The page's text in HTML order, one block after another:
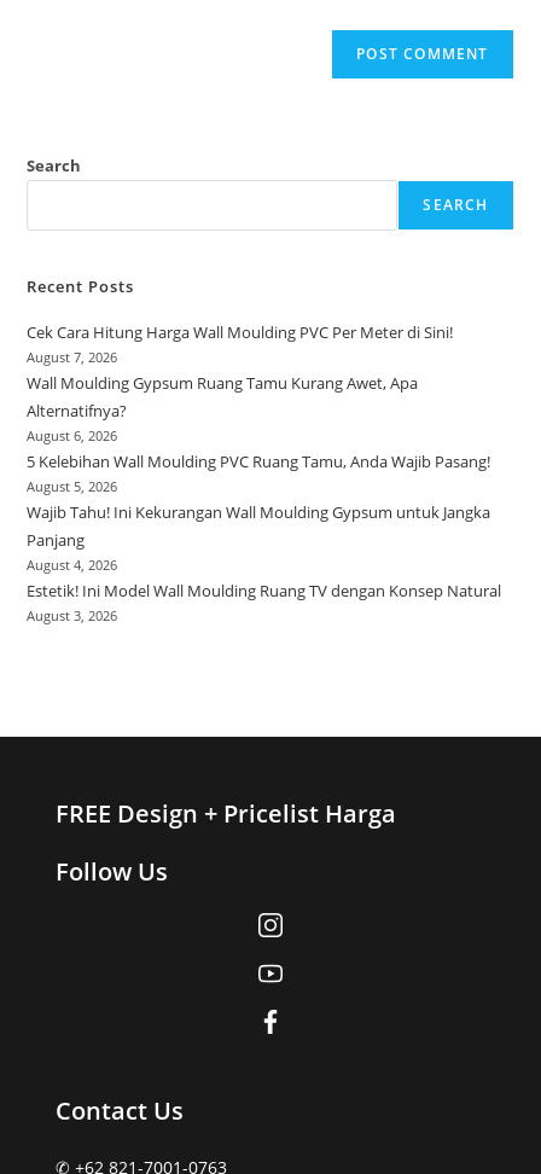
Search
SEARCH
Recent Posts
Cek Cara Hitung Harga Wall Moulding PVC Per Meter di Sini!
August 7, 2026
Wall Moulding Gypsum Ruang Tamu Kurang Awet, Apa
Alternatifnya?
August 6, 2026
5 Kelebihan Wall Moulding PVC Ruang Tamu, Anda Wajib Pasang!
August 5, 2026
Wajib Tahu! Ini Kekurangan Wall Moulding Gypsum untuk Jangka
Panjang
August 4, 2026
Estetik! Ini Model Wall Moulding Ruang TV dengan Konsep Natural
August 3, 2026
FREE Design + Pricelist Harga
Follow Us
Contact Us
✆ +62 821-7001-0763